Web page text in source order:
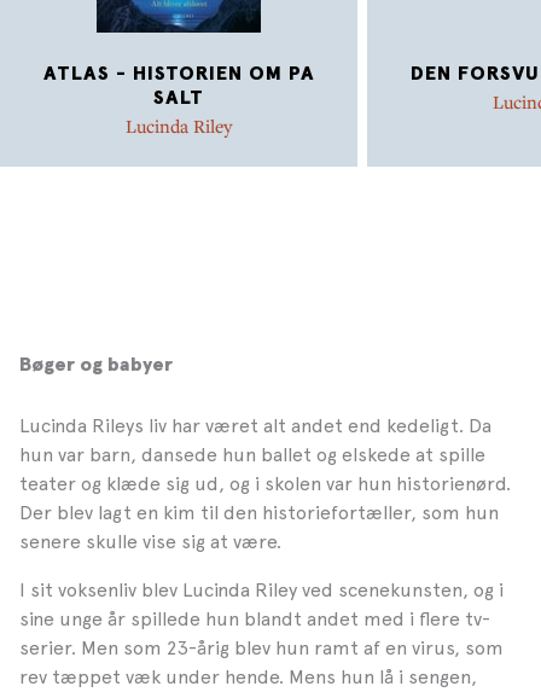
ATLAS - HISTORIEN OM PA
SALT
Lucinda Riley
DEN
Bøger og babyer
Lucinda Rileys liv har været alt andet end kedeligt. Da
hun var barn, dansede hun ballet og elskede at spille
teater og klæde sig ud, og i skolen var hun historienørd.
Der blev lagt en kim til den historiefortæller, som hun
senere skulle vise sig at være.
I sit voksenliv blev Lucinda Riley ved scenekunsten, og i
sine unge år spillede hun blandt andet med i flere tv-
serier. Men som 23-årig blev hun ramt af en virus, som
rev tæppet væk under hende. Mens hun lå i sengen,